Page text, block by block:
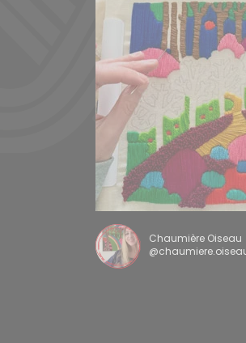
Chaumière Oiseau